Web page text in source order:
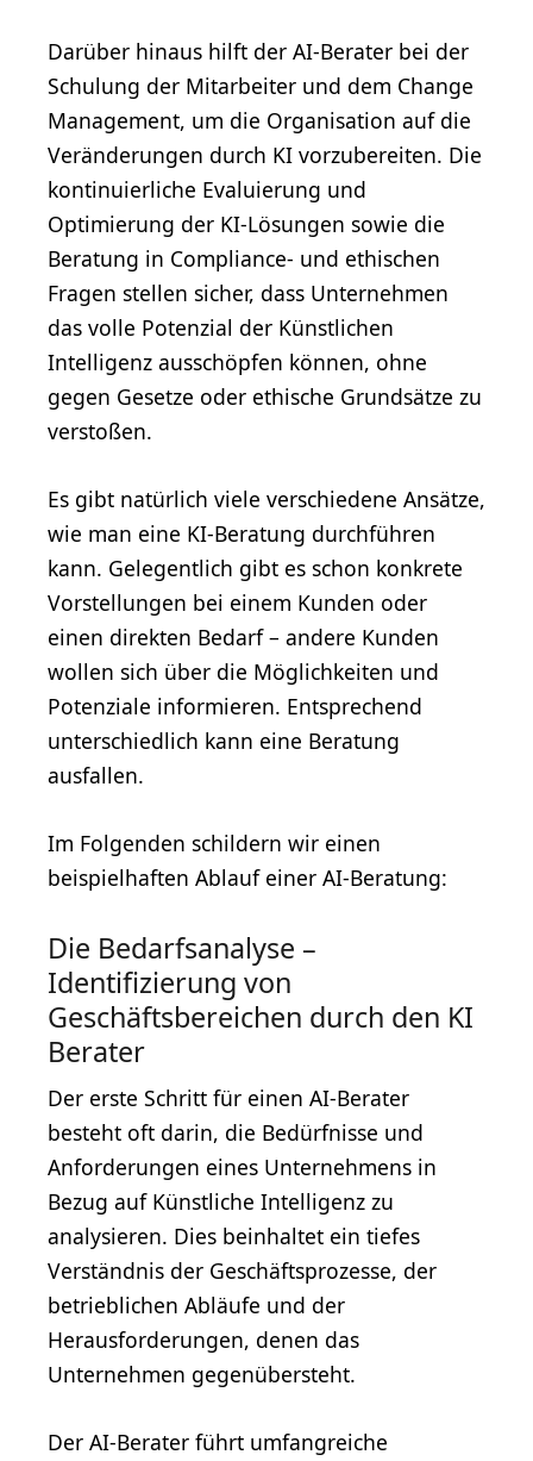
Darüber hinaus hilft der AI-Berater bei der
Schulung der Mitarbeiter und dem Change
Management, um die Organisation auf die
Veränderungen durch KI vorzubereiten. Die
kontinuierliche Evaluierung und
Optimierung der KI-Lösungen sowie die
Beratung in Compliance- und ethischen
Fragen stellen sicher, dass Unternehmen
das volle Potenzial der Künstlichen
Intelligenz ausschöpfen können, ohne
gegen Gesetze oder ethische Grundsätze zu
verstoßen.
Es gibt natürlich viele verschiedene Ansätze,
wie man eine KI-Beratung durchführen
kann. Gelegentlich gibt es schon konkrete
Vorstellungen bei einem Kunden oder
einen direkten Bedarf – andere Kunden
wollen sich über die Möglichkeiten und
Potenziale informieren. Entsprechend
unterschiedlich kann eine Beratung
ausfallen.
Im Folgenden schildern wir einen
beispielhaften Ablauf einer AI-Beratung:
Die Bedarfsanalyse –
Identifizierung von
Geschäftsbereichen durch den KI
Berater
Der erste Schritt für einen AI-Berater
besteht oft darin, die Bedürfnisse und
Anforderungen eines Unternehmens in
Bezug auf Künstliche Intelligenz zu
analysieren. Dies beinhaltet ein tiefes
Verständnis der Geschäftsprozesse, der
betrieblichen Abläufe und der
Herausforderungen, denen das
Unternehmen gegenübersteht.
Der AI-Berater führt umfangreiche